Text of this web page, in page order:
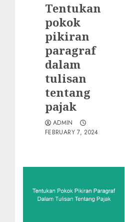
Tentukan
pokok
pikiran
paragraf
dalam
tulisan
tentang
pajak
ADMIN
FEBRUARY 7, 2024